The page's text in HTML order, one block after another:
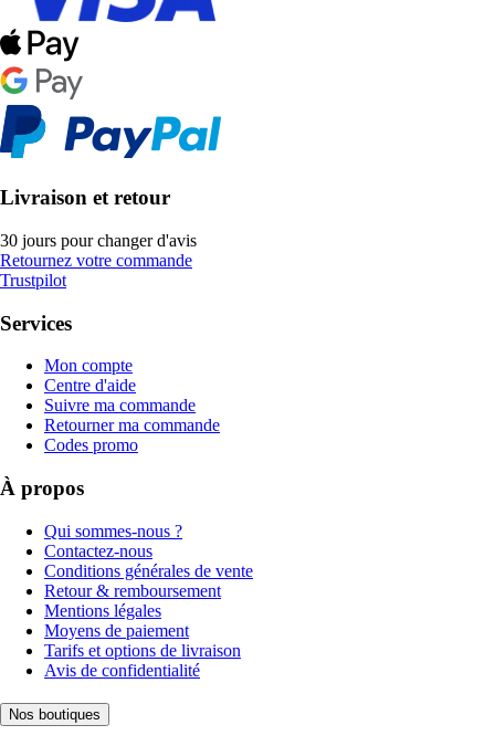
Livraison et retour
30 jours pour changer d'avis
Retournez votre commande
Trustpilot
Services
Mon compte
Centre d'aide
Suivre ma commande
Retourner ma commande
Codes promo
À propos
Qui sommes-nous ?
Contactez-nous
Conditions générales de vente
Retour & remboursement
Mentions légales
Moyens de paiement
Tarifs et options de livraison
Avis de confidentialité
Nos boutiques